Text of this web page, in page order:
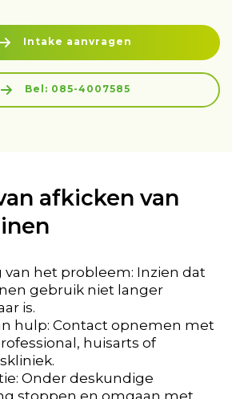
Intake aanvragen
Bel: 085-4007585
afkicken van
van het probleem: Inzien dat
gebruik niet langer
is.
hulp: Contact opnemen met
huisarts of
Onder deskundige